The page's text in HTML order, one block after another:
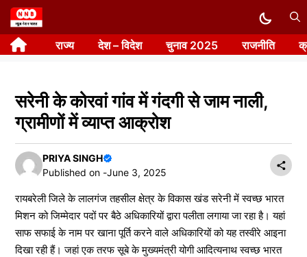
Skip
to
content राज्य देश – विदेश चुनाव 2025 राजनीति
सरेनी के कोरवां गांव में गंदगी से जाम नाली,
ग्रामीणों में व्याप्त आक्रोश
PRIYA SINGH
Published on -June 3, 2025
रायबरेली जिले के लालगंज तहसील क्षेत्र के विकास खंड सरेनी में स्वच्छ भारत
मिशन को जिम्मेदार पदों पर बैठे अधिकारियों द्वारा पलीता लगाया जा रहा है। यहां
साफ सफाई के नाम पर खाना पूर्ति करने वाले अधिकारियों को यह तस्वीरे आइना
दिखा रही हैं। जहां एक तरफ सूबे के मुख्यमंत्री योगी आदित्यनाथ स्वच्छ भारत